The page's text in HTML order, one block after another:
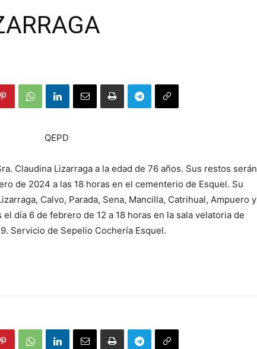
QEPD
Claudina Lizarraga a la edad de 76 años. Sus restos serán
de 2024 a las 18 horas en el cementerio de Esquel. Su
Calvo, Parada, Sena, Mancilla, Catrihual, Ampuero y
día 6 de febrero de 12 a 18 horas en la sala velatoria de
Servicio de Sepelio Cochería Esquel.